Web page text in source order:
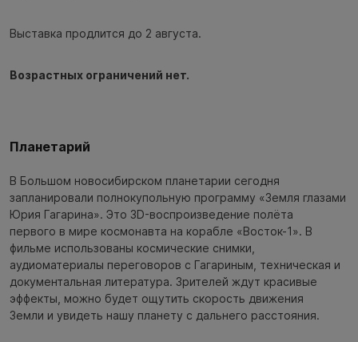
Выставка продлится до 2 августа.
Возрастных ограничений нет.
Планетарий
В Большом новосибирском планетарии сегодня
запланировали полнокупольную программу «Земля глазами
Юрия Гагарина». Это 3D-воспроизведение полёта
первого в мире космонавта на корабле «Восток-1». В
фильме использованы космические снимки,
аудиоматериалы переговоров с Гагариным, техническая и
документальная литература. Зрителей ждут красивые
эффекты, можно будет ощутить скорость движения
Земли и увидеть нашу планету с дальнего расстояния.